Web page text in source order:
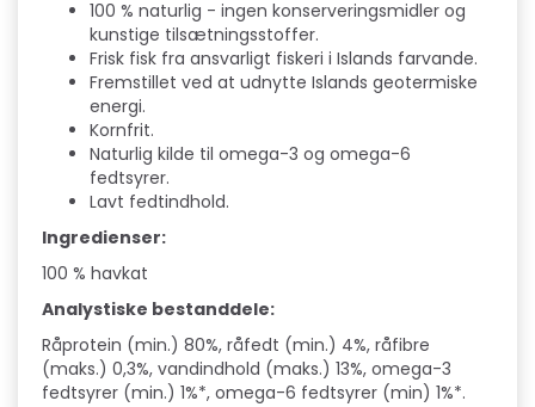
100 % naturlig - ingen konserveringsmidler og
kunstige tilsætningsstoffer.
Frisk fisk fra ansvarligt fiskeri i Islands farvande.
Fremstillet ved at udnytte Islands geotermiske
energi.
Kornfrit.
Naturlig kilde til omega-3 og omega-6
fedtsyrer.
Lavt fedtindhold.
Ingredienser:
100 % havkat
Analystiske bestanddele:
Råprotein (min.) 80%, råfedt (min.) 4%, råfibre
(maks.) 0,3%, vandindhold (maks.) 13%, omega-3
fedtsyrer (min.) 1%*, omega-6 fedtsyrer (min) 1%*.